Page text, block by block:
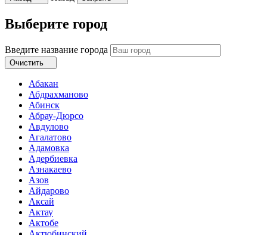
Выберите город
Введите название города
Очистить
Абакан
Абдрахманово
Абинск
Абрау-Дюрсо
Авдулово
Агалатово
Адамовка
Адербиевка
Азнакаево
Азов
Айдарово
Аксай
Актау
Актобе